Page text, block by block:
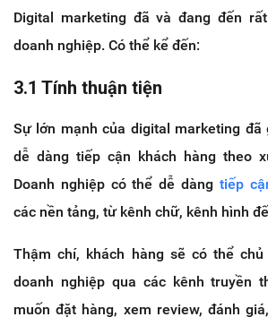
Digital marketing đã và đang đến
doanh nghiệp. Có thể kể đến:
3.1 Tính thuận tiện
Sự lớn mạnh của digital marketing đã
dễ dàng tiếp cận khách hàng theo
Doanh nghiệp có thể dễ dàng tiếp
các nền tảng, từ kênh chữ, kênh hình
Thậm chí, khách hàng sẽ có thể
doanh nghiệp qua các kênh truyền
muốn đặt hàng, xem review, đánh